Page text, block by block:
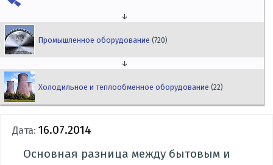
↓
Промышленное оборудование(720)
↓
Холодильное и теплообменное оборудование(22)
Дата: 16.07.2014
Основная разница между бытовым и